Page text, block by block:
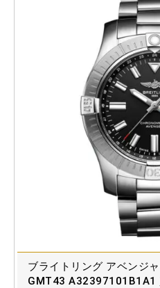
ブライトリング アベンジ
GMT43 A32397101B1A1